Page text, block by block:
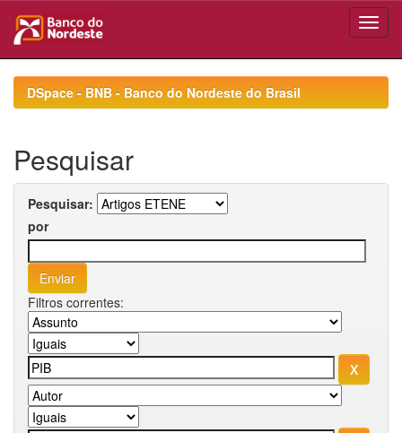
navigationDSpace - BNB - Banco do Nordeste do Brasil
Pesquisar
Pesquisar:
por
Filtros correntes: